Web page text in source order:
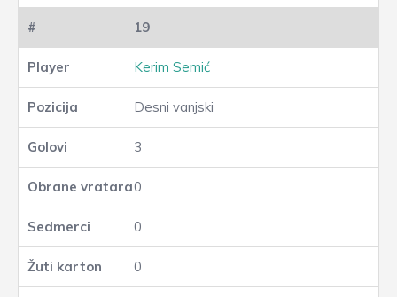
19
Kerim Semić
Desni vanjski
3
0
0
0